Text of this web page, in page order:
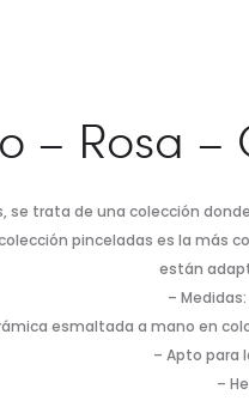
– Rosa
se trata de una colección
pinceladas es la más
están
– Medidas:
esmaltada a mano en
– Apto para
–